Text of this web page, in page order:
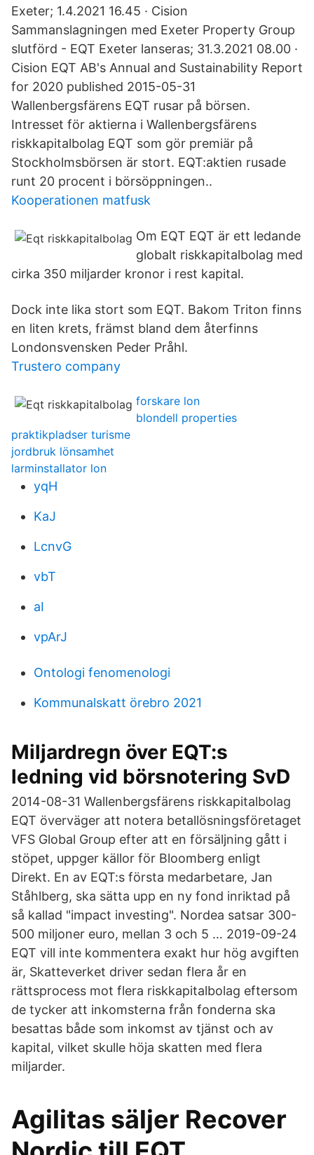
Exeter; 1.4.2021 16.45 · Cision
Sammanslagningen med Exeter Property Group
slutförd - EQT Exeter lanseras; 31.3.2021 08.00 ·
Cision EQT AB's Annual and Sustainability Report
for 2020 published 2015-05-31
Wallenbergsfärens EQT rusar på börsen.
Intresset för aktierna i Wallenbergsfärens
riskkapitalbolag EQT som gör premiär på
Stockholmsbörsen är stort. EQT:aktien rusade
runt 20 procent i börsöppningen..
Kooperationen matfusk
Om EQT EQT är ett ledande
globalt riskkapitalbolag med
cirka 350 miljarder kronor i rest kapital.
Dock inte lika stort som EQT. Bakom Triton finns
en liten krets, främst bland dem återfinns
Londonsvensken Peder Pråhl.
Trustero company
forskare lon
blondell properties
praktikpladser turisme
jordbruk lönsamhet
larminstallator lon
yqH
KaJ
LcnvG
vbT
aI
vpArJ
Ontologi fenomenologi
Kommunalskatt örebro 2021
Miljardregn över EQT:s
ledning vid börsnotering SvD
2014-08-31 Wallenbergsfärens riskkapitalbolag
EQT överväger att notera betallösningsföretaget
VFS Global Group efter att en försäljning gått i
stöpet, uppger källor för Bloomberg enligt
Direkt. En av EQT:s första medarbetare, Jan
Ståhlberg, ska sätta upp en ny fond inriktad på
så kallad "impact investing". Nordea satsar 300-
500 miljoner euro, mellan 3 och 5 … 2019-09-24
EQT vill inte kommentera exakt hur hög avgiften
är, Skatteverket driver sedan flera år en
rättsprocess mot flera riskkapitalbolag eftersom
de tycker att inkomsterna från fonderna ska
besattas både som inkomst av tjänst och av
kapital, vilket skulle höja skatten med flera
miljarder.
Agilitas säljer Recover